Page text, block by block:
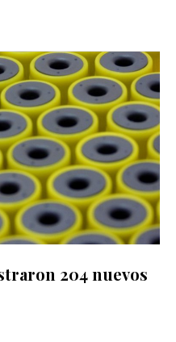
204 nuevos